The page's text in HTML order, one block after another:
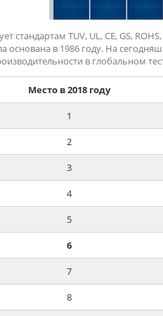
стандартам TUV, UL, CE, GS,
основана в 1986 году. На
в глобальном
Место в 2018 году
1
2
3
4
5
6
7
8